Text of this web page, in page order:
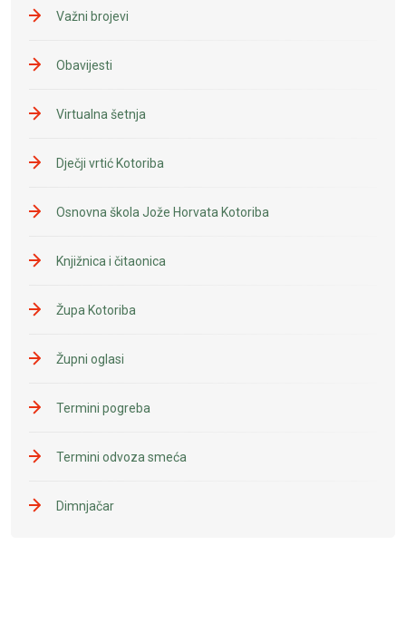
Važni brojevi
Obavijesti
Virtualna šetnja
Dječji vrtić Kotoriba
Osnovna škola Jože Horvata Kotoriba
Knjižnica i čitaonica
Župa Kotoriba
Župni oglasi
Termini pogreba
Termini odvoza smeća
Dimnjačar